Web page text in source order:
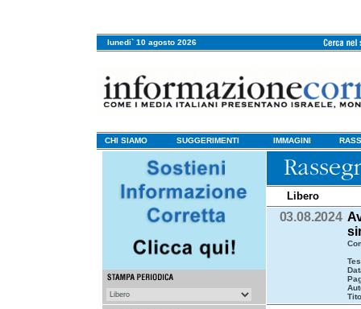
lunedi` 10 agosto 2026
CHI SIAMO SUGGERIMENTI IMMAGINI
Libero
03.08.2024